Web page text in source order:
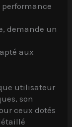
demande un
aux
utilisateur
son
ceux dotés